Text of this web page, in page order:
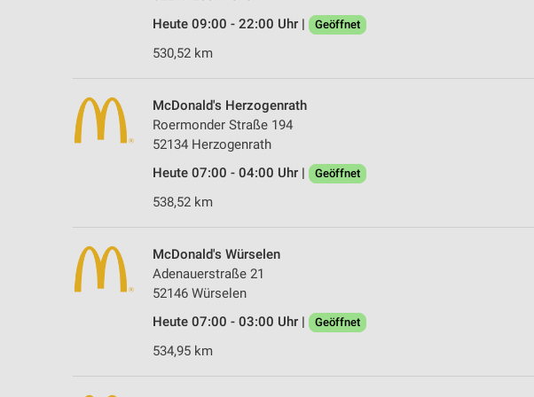
Heute 09:00 - 22:00 Uhr |
Geöffnet
530,52 km
McDonald's Herzogenrath
Roermonder Straße 194
52134 Herzogenrath
Heute 07:00 - 04:00 Uhr |
Geöffnet
538,52 km
McDonald's Würselen
Adenauerstraße 21
52146 Würselen
Heute 07:00 - 03:00 Uhr |
Geöffnet
534,95 km